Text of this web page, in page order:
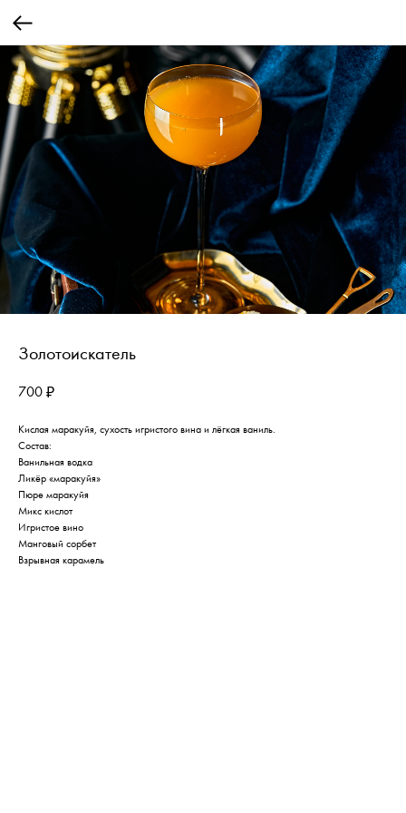
Золотоискатель
700 ₽
Кислая маракуйя, сухость игристого вина и лёгкая ваниль.
Состав:
Ванильная водка
Ликёр «маракуйя»
Пюре маракуйя
Микс кислот
Игристое вино
Манговый сорбет
Взрывная карамель